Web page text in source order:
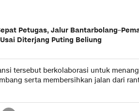
Petugas, Jalur
Diterjang Puting Beliung
tersebut berkolaborasi untuk
serta membersihkan jalan dari